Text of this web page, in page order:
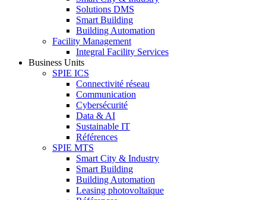
Solutions DMS
Smart Building
Building Automation
Facility Management
Integral Facility Services
Business Units
SPIE ICS
Connectivité réseau
Communication
Cybersécurité
Data & AI
Sustainable IT
Références
SPIE MTS
Smart City & Industry
Smart Building
Building Automation
Leasing photovoltaïque